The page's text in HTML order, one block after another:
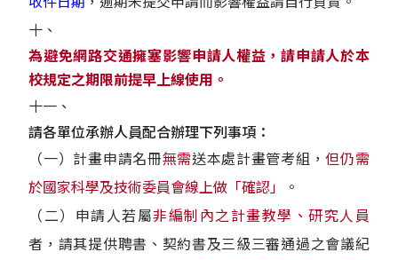
十、
為避免網路交通擁塞影響申請人權益，請申請人於本
校規定之期限前提早上線使用。
十一、
請各單位承辦人員配合辦理下列事項：
（一）計畫申請名冊無需送本處計畫管考組，但仍需
於國家科學及技術委員會線上做「確認」
。
（二）申請人若屬非編制內之計畫教學、研究人員
者，請其提供聘書、契約書及三級三審通過之會議紀